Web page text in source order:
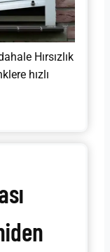
Hırsızlık
hızlı